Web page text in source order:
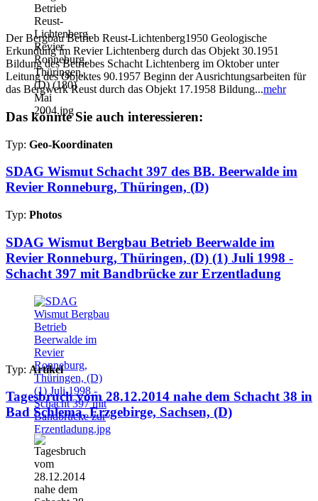
Der Bergbau Betrieb Reust-Lichtenberg1950 Geologische
Erkundung im Revier Lichtenberg durch das Objekt 30.1951
Bildung des Betriebes Schacht Lichtenberg im Oktober unter
Leitung des Objektes 90.1957 Beginn der Ausrichtungsarbeiten für
das Bergwerk Reust durch das Objekt 17.1958 Bildung...mehr
Das könnte Sie auch interessieren:
Typ: Geo-Koordinaten
SDAG Wismut Schacht 397 des BB. Beerwalde im
Revier Ronneburg, Thüringen, (D)
Typ: Photos
SDAG Wismut Bergbau Betrieb Beerwalde im
Revier Ronneburg, Thüringen, (D) (1) Juli 1998 -
Schacht 397 mit Bandbrücke zur Erzentladung
Typ: Artikel
Tagesbruch vom 28.12.2014 nahe dem Schacht 38 in
Bad Schlema, Erzgebirge, Sachsen, (D)